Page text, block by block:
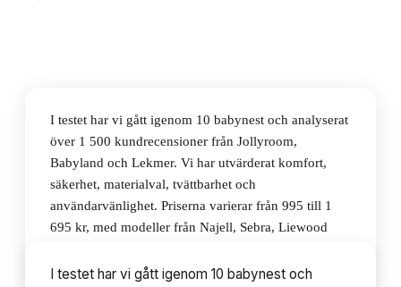
I testet har vi gått igenom 10 babynest och analyserat
över 1 500 kundrecensioner från Jollyroom,
Babyland och Lekmer. Vi har utvärderat komfort,
säkerhet, materialval, tvättbarhet och
användarvänlighet. Priserna varierar från 995 till 1
695 kr, med modeller från Najell, Sebra, Liewood
I testet har vi gått igenom 10 babynest och